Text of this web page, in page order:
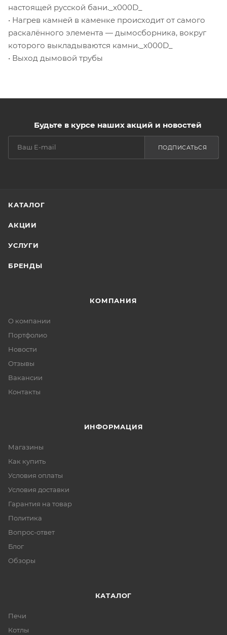
настоящей русской бани._x000D_
• Нагрев камней в каменке происходит от самого
раскалённого элемента — дымосборника, вокруг
которого выкладываются камни._x000D_
• Выход дымовой трубы
Будьте в курсе наших акций и новостей
ПОДПИСАТЬСЯ
КАТАЛОГ
АКЦИИ
УСЛУГИ
БРЕНДЫ
КОМПАНИЯ
О компании
Портфолио
Новости
Отзывы
Вакансии
Контакты
ИНФОРМАЦИЯ
Магазины
Как купить
Условия оплаты
Условия доставки
Гарантия на товар
Политика
Вопрос-ответ
Блог
Обзоры
КАТАЛОГ
Печи
Котлы